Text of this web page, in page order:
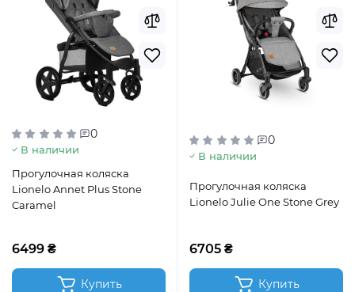
0
В наличии
Прогулочная коляска
Lionelo Annet Plus Stone
Caramel
6499 ₴
Купить
0
В наличии
Прогулочная коляска
Lionelo Julie One Stone Grey
6705 ₴
Купить